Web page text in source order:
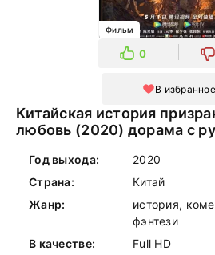
Фильм
0
В избранное
Китайская история
любовь (2020) дорама с
Год выхода:
2020
Страна:
Китай
Жанр:
история,
фэнтези
В качестве:
Full HD